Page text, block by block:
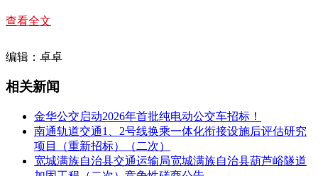
项目概况：深圳地铁3、6、7号线共计83座车站和区间、12座
变电所和风井，各类风机和水泵电机线圈维修、轴承更换，水
件更换优先消耗业主自有库存，更换的无回收价值的废品由承
号线11.865万元，7号线26.244万元）
4 服务期
1096天(日历天)，预计从2023年7月1日起，至2026年6月30日
查看全文
编辑：卓卓
相关新闻
金华公交启动2026年首批纯电动公交车招标！
南通轨道交通1、2号线换乘一体化衔接设施后评估研究
项目（重新招标）（二次）
宽城满族自治县交通运输局宽城满族自治县葫芦峪隧道